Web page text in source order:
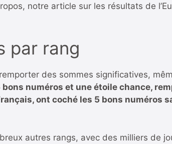
notre article sur les résultats de
par rang
des sommes significatives,
numéros et une étoile chance,
ont coché les 5 bons numéros
autres rangs, avec des milliers de